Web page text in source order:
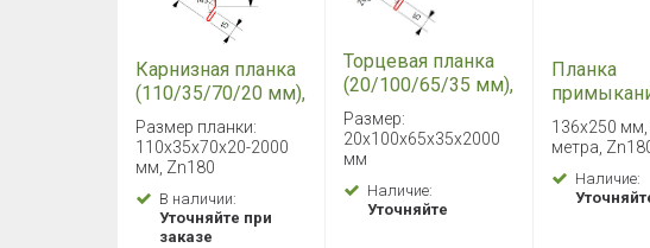
Карнизная планка
(110/35/70/20 мм),
длина 2 метра
Rooftop Бархат
Zn180
Размер планки:
110х35х70х20-2000
мм, Zn180
В наличии:
Уточняйте при
заказе
Торцевая планка
(20/100/65/35 мм),
длина 2 метра
Rooftop Бархат
Zn180
Размер:
20х100х65х35x2000
мм
Наличие:
Уточняйте
Планка
(136/250
длина 2
Rooftop
Zn180
136х250 мм,
метра,
Наличие: